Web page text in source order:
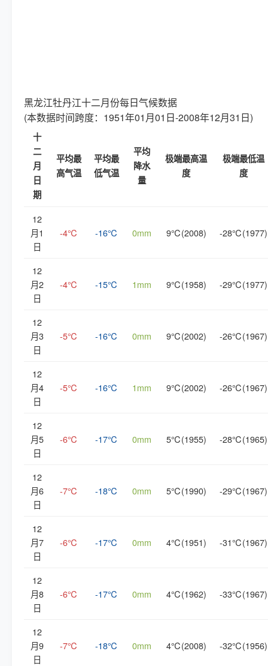
黑龙江牡丹江十二月份每日气候数据
(本数据时间跨度：1951年01月01日-2008年12月31日)
十
二
月
日
期
平均最
高气温
平均最
低气温
平均
降水
量
极端最高温
度
极端最低温
度
12
月1
日
-4℃ -16℃ 0mm 9℃(2008) -28℃(1977)
12
月2
日
-4℃ -15℃ 1mm 9℃(1958) -29℃(1977)
12
月3
日
-5℃ -16℃ 0mm 9℃(2002) -26℃(1967)
12
月4
日
-5℃ -16℃ 1mm 9℃(2002) -26℃(1967)
12
月5
日
-6℃ -17℃ 0mm 5℃(1955) -28℃(1965)
12
月6
日
-7℃ -18℃ 0mm 5℃(1990) -29℃(1967)
12
月7
日
-6℃ -17℃ 0mm 4℃(1951) -31℃(1967)
12
月8
日
-6℃ -17℃ 0mm 4℃(1962) -33℃(1967)
12
月9
日
-7℃ -18℃ 0mm 4℃(2008) -32℃(1956)